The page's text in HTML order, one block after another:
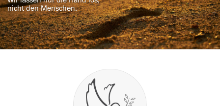
nicht den Menschen.